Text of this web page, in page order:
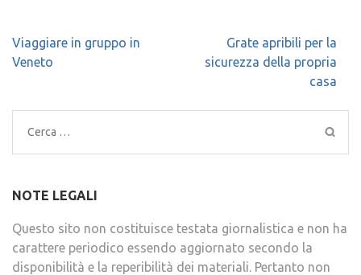
Navigazione
articoli
Viaggiare in gruppo in
Veneto
Grate apribili per la
sicurezza della propria
casa
Ricerca
per:
NOTE LEGALI
Questo sito non costituisce testata giornalistica e non ha
carattere periodico essendo aggiornato secondo la
disponibilità e la reperibilità dei materiali. Pertanto non